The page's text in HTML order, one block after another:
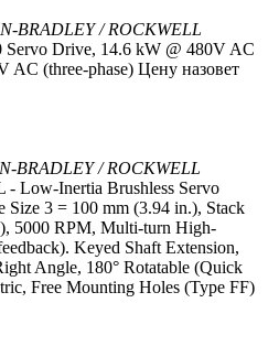
BRADLEY / ROCKWELL
Servo Drive, 14.6 kW @ 480V AC
AC (three-phase) Цену назовет
BRADLEY / ROCKWELL
- Low-Inertia Brushless Servo
Size 3 = 100 mm (3.94 in.), Stack
5000 RPM, Multi-turn High-
Keyed Shaft Extension,
Angle, 180° Rotatable (Quick
Free Mounting Holes (Type FF)